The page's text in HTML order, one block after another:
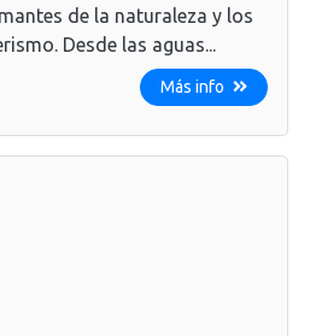
de la naturaleza y los
Desde las aguas...
Más info